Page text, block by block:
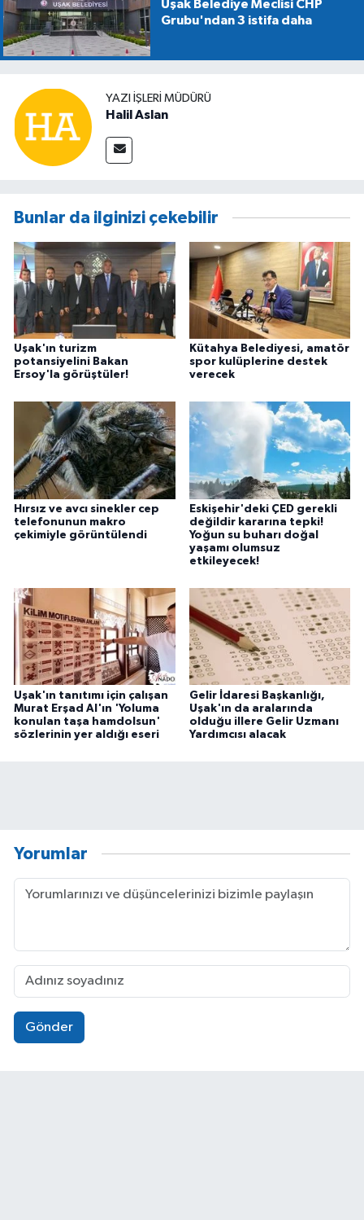
Uşak Belediye Meclisi CHP
Grubu'ndan 3 istifa daha
YAZI İŞLERİ MÜDÜRÜ
Halil Aslan
Bunlar da ilginizi çekebilir
Uşak'ın turizm
potansiyelini Bakan
Ersoy'la görüştüler!
Kütahya Belediyesi, amatör
spor kulüplerine destek
verecek
Hırsız ve avcı sinekler cep
telefonunun makro
çekimiyle görüntülendi
Eskişehir'deki ÇED gerekli
değildir kararına tepki!
Yoğun su buharı doğal
yaşamı olumsuz
etkileyecek!
Uşak'ın tanıtımı için çalışan
Murat Erşad Al'ın 'Yoluma
konulan taşa hamdolsun'
sözlerinin yer aldığı eseri
Gelir İdaresi Başkanlığı,
Uşak'ın da aralarında
olduğu illere Gelir Uzmanı
Yardımcısı alacak
Yorumlar
Gönder